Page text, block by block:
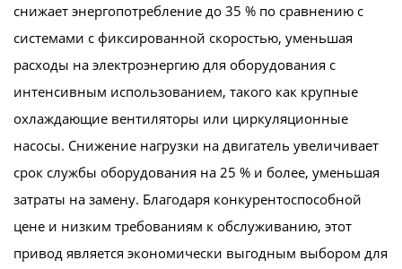
снижает энергопотребление до 35 % по сравнению с
системами с фиксированной скоростью, уменьшая
расходы на электроэнергию для оборудования с
интенсивным использованием, такого как крупные
охлаждающие вентиляторы или циркуляционные
насосы. Снижение нагрузки на двигатель увеличивает
срок службы оборудования на 25 % и более, уменьшая
затраты на замену. Благодаря конкурентоспособной
цене и низким требованиям к обслуживанию, этот
привод является экономически выгодным выбором для